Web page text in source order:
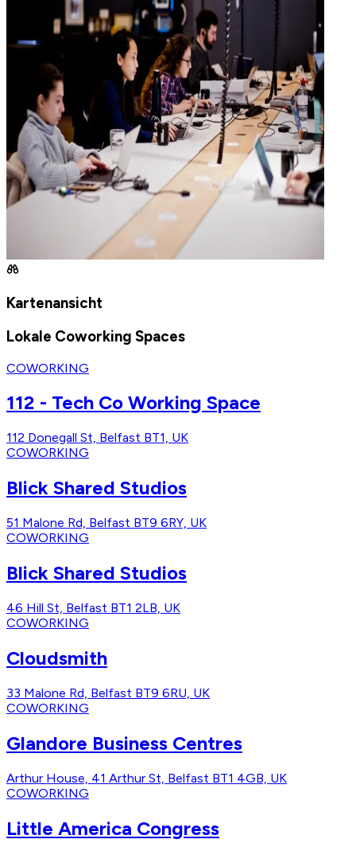
Kartenansicht
Lokale Coworking Spaces
COWORKING
112 - Tech Co Working Space
112 Donegall St, Belfast BT1, UK
COWORKING
Blick Shared Studios
51 Malone Rd, Belfast BT9 6RY, UK
COWORKING
Blick Shared Studios
46 Hill St, Belfast BT1 2LB, UK
COWORKING
Cloudsmith
33 Malone Rd, Belfast BT9 6RU, UK
COWORKING
Glandore Business Centres
Arthur House, 41 Arthur St, Belfast BT1 4GB, UK
COWORKING
Little America Congress